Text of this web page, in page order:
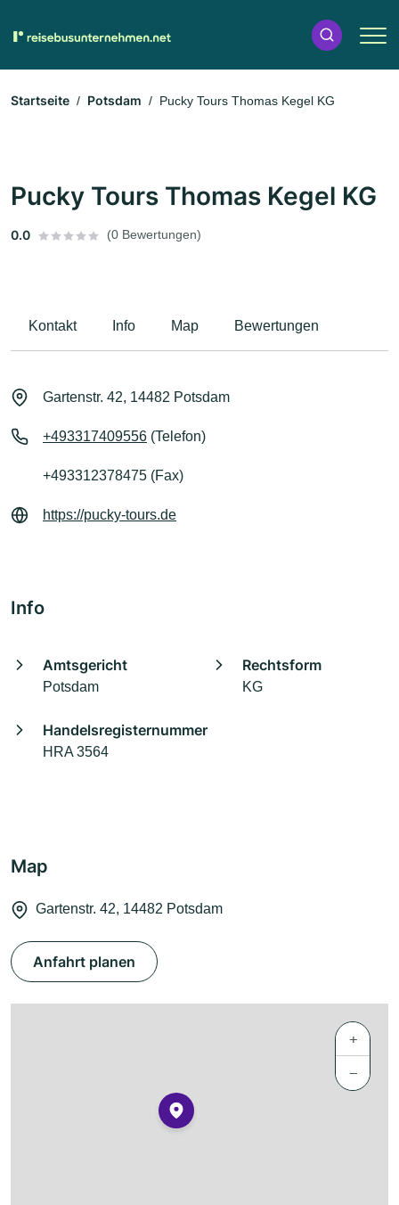
Startseite Potsdam Pucky Tours Thomas Kegel KG
Pucky Tours Thomas Kegel KG
0.0 (0 Bewertungen)
Kontakt Info Map Bewertungen
Gartenstr. 42, 14482 Potsdam
+493317409556 (Telefon)
+493312378475 (Fax)
https://pucky-tours.de
Info
Amtsgericht
Potsdam
Rechtsform
KG
Handelsregisternummer
HRA 3564
Map
Gartenstr. 42, 14482 Potsdam
Anfahrt planen
+
−